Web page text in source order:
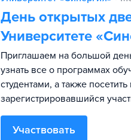
День открытых
Университете
Приглашаем на большой
узнать все о программах
студентами, а также
зарегистрировавшийся
Участвовать